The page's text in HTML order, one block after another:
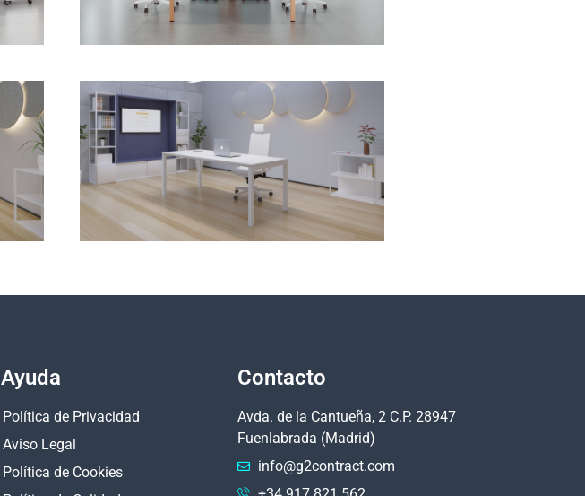
Ayuda
Política de Privacidad
Aviso Legal
Política de Cookies
Contacto
Avda. de la Cantueña, 2 C.P. 28947
Fuenlabrada (Madrid)
info@g2contract.com